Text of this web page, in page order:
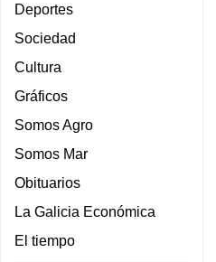
Deportes
Sociedad
Cultura
Gráficos
Somos Agro
Somos Mar
Obituarios
La Galicia Económica
El tiempo